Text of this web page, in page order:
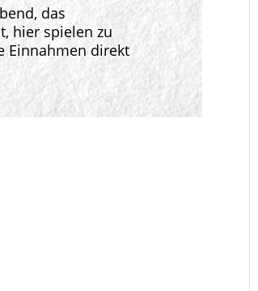
das
hier spielen zu
Einnahmen direkt